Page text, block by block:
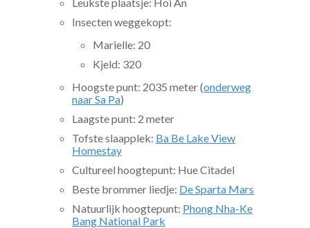
Insecten weggekopt:
Marielle: 20
Kjeld: 320
Hoogste punt: 2035 meter (onderweg
naar Sa Pa)
Laagste punt: 2 meter
Tofste slaapplek: Ba Be Lake View
Homestay
Cultureel hoogtepunt: Hue Citadel
Beste brommer liedje: De Sparta Mars
Natuurlijk hoogtepunt: Phong Nha-Ke
Bang National Park